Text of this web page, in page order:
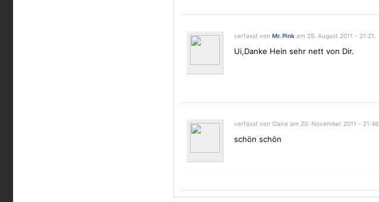
verfasst von Mr. Pinkam 29. August 2011 - 21:21.
Ui,Danke Hein sehr nett von Dir.
verfasst von Claire am 20. November 2011 - 21:46.
schön schön